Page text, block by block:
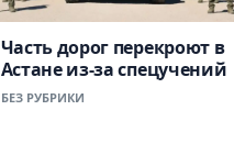
Часть дорог перекроют в
Астане из-за спецучений
БЕЗ РУБРИКИ